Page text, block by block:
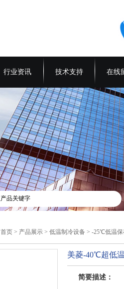
行业资讯 技术支持 在线
首页 > 产品展示 >低温制冷设备 >-25℃低温保
美菱-40℃超低
简要描述：